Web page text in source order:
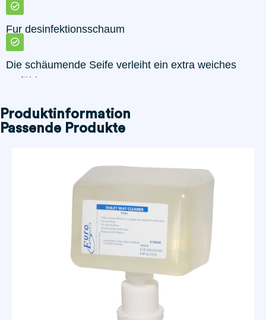
Fur desinfektionsschaum
Die schäumende Seife verleiht ein extra weiches
Gefühl
Produktinformation
Passende Produkte